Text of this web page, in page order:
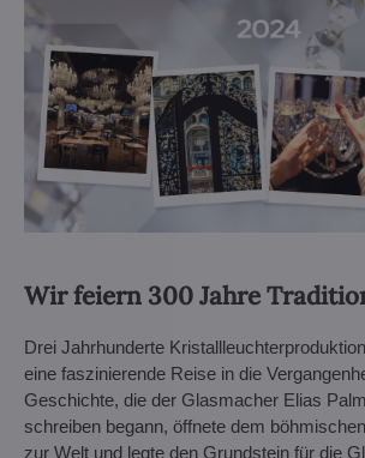
Wir feiern 300 Jahre
Drei Jahrhunderte
eine faszinierende Reise in die
Geschichte, die der Glasmacher Elias
schreiben begann, öffnete dem
zur Welt und legte den Grundstein für die